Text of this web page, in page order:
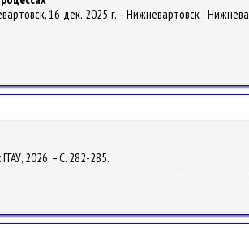
16 дек. 2025 г. – Нижневартовск :
2026. – С. 282-285.